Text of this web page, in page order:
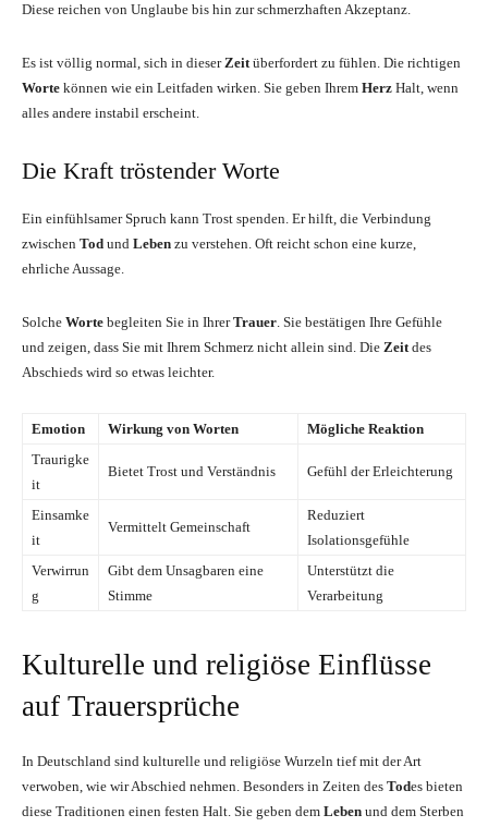
Diese reichen von Unglaube bis hin zur schmerzhaften Akzeptanz.
Es ist völlig normal, sich in dieserZeitüberfordert zu fühlen. Die richtigen
Worte können wie ein Leitfaden wirken. Sie geben Ihrem Herz Halt, wenn
alles andere instabil erscheint.
Die Kraft tröstender Worte
Ein einfühlsamer Spruch kann Trost spenden. Er hilft, die Verbindung
zwischen Tod und Leben zu verstehen. Oft reicht schon eine kurze,
ehrliche Aussage.
Solche Worte begleiten Sie in IhrerTrauer. Sie bestätigen Ihre Gefühle
und zeigen, dass Sie mit Ihrem Schmerz nicht allein sind. Die Zeitdes
Abschieds wird so etwas leichter.
Emotion Wirkung von Worten
Mögliche Reaktion
Traurigke
it
Bietet Trost und Verständnis Gefühl der Erleichterung
Einsamke
it
Vermittelt Gemeinschaft
Reduziert
Isolationsgefühle
Verwirrun
g
Gibt dem Unsagbaren eine
Stimme
Unterstützt die
Verarbeitung
Kulturelle und religiöse Einflüsse
auf Trauersprüche
In Deutschland sind kulturelle und religiöse Wurzeln tief mit der Art
verwoben, wie wir Abschied nehmen. Besonders in Zeiten des Todes bieten
diese Traditionen einen festen Halt. Sie geben dem Leben und dem Sterben